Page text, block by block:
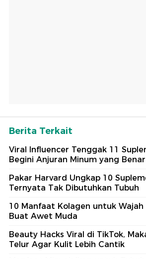
Berita Terkait
Viral Influencer Tenggak 11
Begini Anjuran Minum yang Benar
Pakar Harvard Ungkap 10
Ternyata Tak Dibutuhkan Tubuh
10 Manfaat Kolagen untuk Wajah
Buat Awet Muda
Beauty Hacks Viral di TikTok,
Telur Agar Kulit Lebih Cantik